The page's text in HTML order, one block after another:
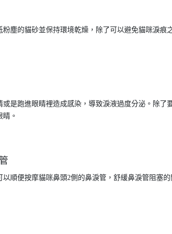
塵的貓砂並保持環境乾燥，除了可以避免貓咪淚痕
是跑進眼睛裡造成感染，導致淚液過度分泌。除了
。
順便按摩貓咪鼻頭2側的鼻淚管，舒緩鼻淚管阻塞